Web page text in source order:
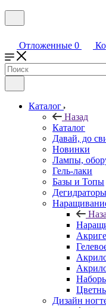
Отложенные 0
Каталог
Назад
Каталог
Давай, до
Новинки
Лампы,
Гель-лаки
Базы и Топы
Дизайн